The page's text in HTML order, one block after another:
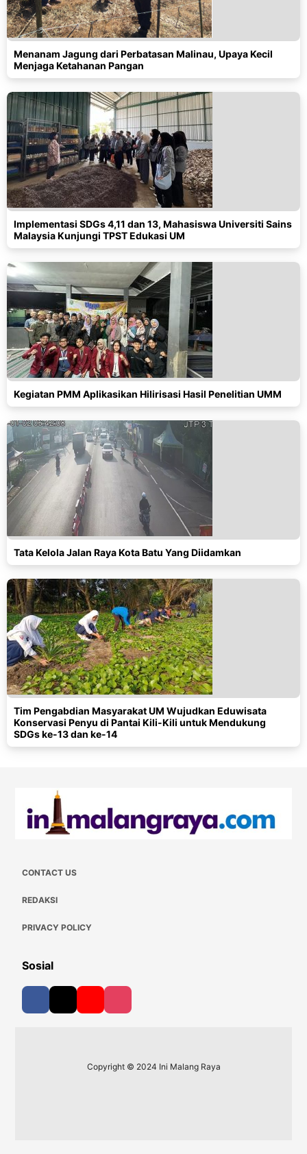
Menanam Jagung dari Perbatasan Malinau, Upaya Kecil
Menjaga Ketahanan Pangan
Implementasi SDGs 4,11 dan 13, Mahasiswa Universiti Sains
Malaysia Kunjungi TPST Edukasi UM
Kegiatan PMM Aplikasikan Hilirisasi Hasil Penelitian UMM
Tata Kelola Jalan Raya Kota Batu Yang Diidamkan
Tim Pengabdian Masyarakat UM Wujudkan Eduwisata
Konservasi Penyu di Pantai Kili-Kili untuk Mendukung
SDGs ke-13 dan ke-14
CONTACT US
REDAKSI
PRIVACY POLICY
Sosial
Copyright © 2024 Ini Malang Raya